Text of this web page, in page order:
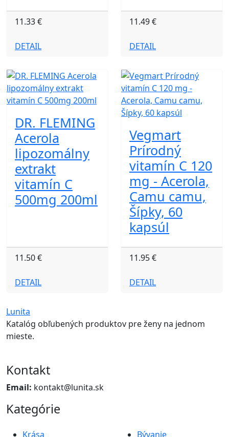
11.33 €
DETAIL
11.49 €
DETAIL
DR. FLEMING
Acerola
lipozomálny
extrakt
vitamín C
500mg 200ml
11.50 €
DETAIL
Vegmart
Prírodný
vitamín C 120
mg - Acerola,
Camu camu,
Šípky, 60
kapsúl
11.95 €
DETAIL
Lunita
Katalóg obľubených produktov pre ženy na jednom
mieste.
Kontakt
Email: kontakt@lunita.sk
Kategórie
Krása Bývanie